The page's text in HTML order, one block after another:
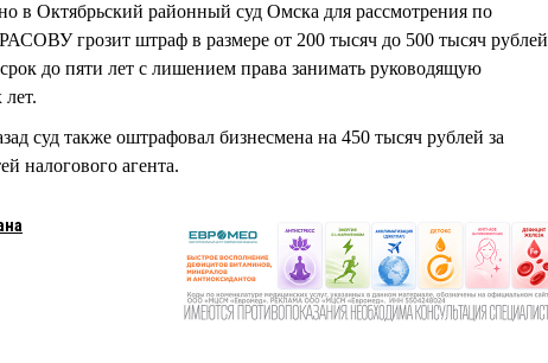
в Октябрьский районный суд Омска для рассмотрения по
грозит штраф в размере от 200 тысяч до 500 тысяч рублей
до пяти лет с лишением права занимать руководящую
суд также оштрафовал бизнесмена на 450 тысяч рублей за
налогового агента.